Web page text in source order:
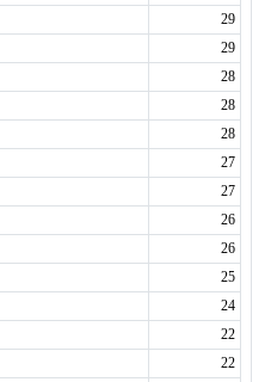
29
29
28
28
28
27
27
26
26
25
24
22
22